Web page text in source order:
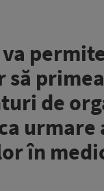
de
urmare
în